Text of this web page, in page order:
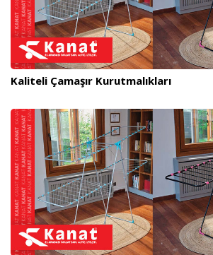
Kaliteli Çamaşır Kurutmalıkları